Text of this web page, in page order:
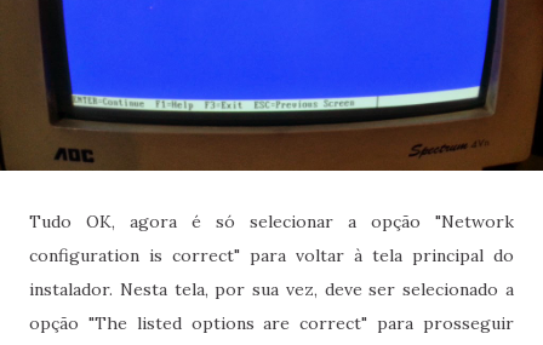
Tudo OK, agora é só selecionar a opção "Network
configuration is correct" para voltar à tela principal do
instalador. Nesta tela, por sua vez, deve ser selecionado a
opção "The listed options are correct" para prosseguir